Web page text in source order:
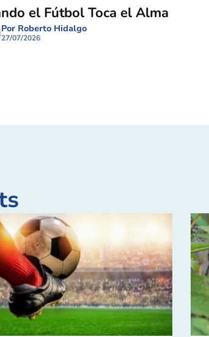
el Fútbol Toca el Alma
Por Roberto Hidalgo
27/07/2026